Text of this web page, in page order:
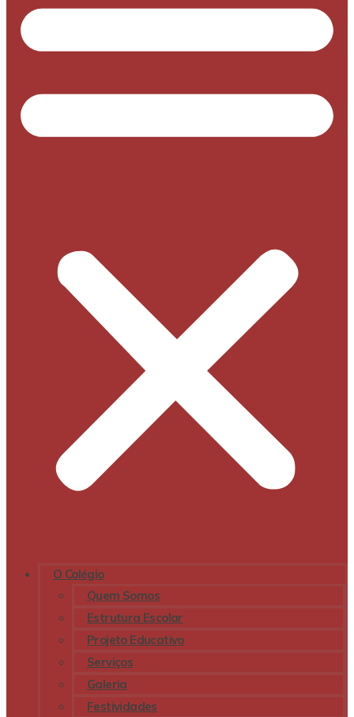
O Colégio
Quem Somos
Estrutura Escolar
Projeto Educativo
Serviços
Galeria
Festividades